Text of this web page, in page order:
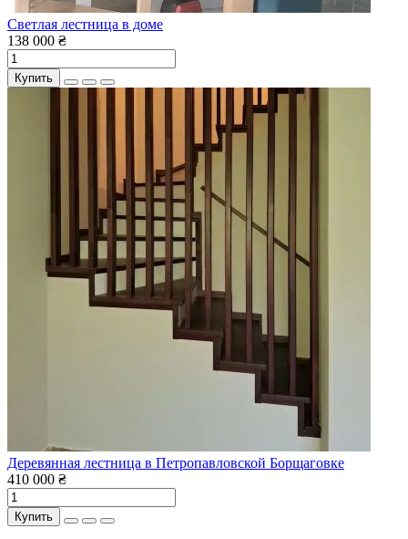
Светлая лестница в доме
138 000 ₴
Купить
Деревянная лестница в Петропавловской Борщаговке
410 000 ₴
Купить